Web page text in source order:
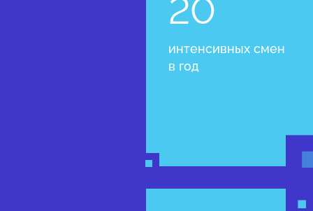
20
интенсивных смен
в год